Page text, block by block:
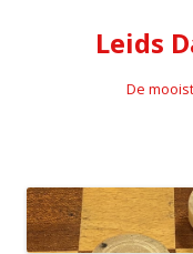
Leids
De